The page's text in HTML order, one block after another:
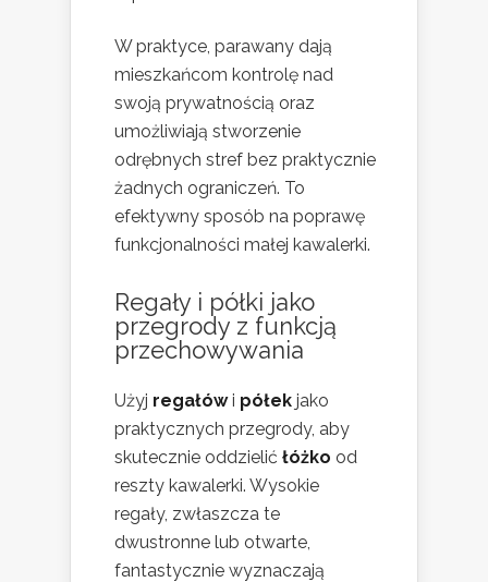
W praktyce, parawany dają
mieszkańcom kontrolę nad
swoją prywatnością oraz
umożliwiają stworzenie
odrębnych stref bez praktycznie
żadnych ograniczeń. To
efektywny sposób na poprawę
funkcjonalności małej kawalerki.
Regały i półki jako
przegrody z funkcją
przechowywania
Użyj regałówi półek jako
praktycznych przegrody, aby
skutecznie oddzielić łóżko od
reszty kawalerki. Wysokie
regały, zwłaszcza te
dwustronne lub otwarte,
fantastycznie wyznaczają